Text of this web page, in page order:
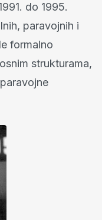
do 1995.
paravojnih i
formalno
strukturama,